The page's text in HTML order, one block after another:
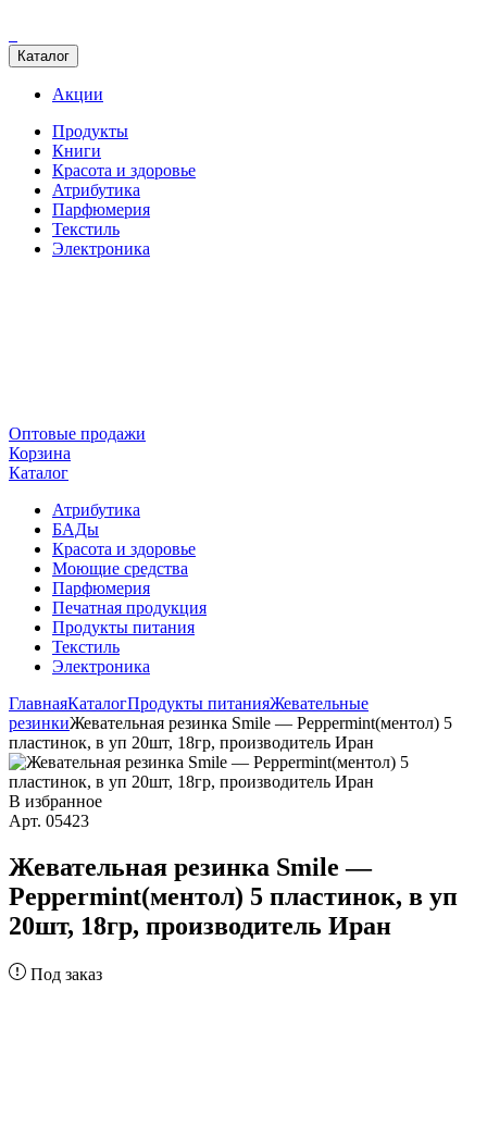
Каталог
Акции
Продукты
Книги
Красота и здоровье
Атрибутика
Парфюмерия
Текстиль
Электроника
Оптовые продажи
Корзина
Каталог
Атрибутика
БАДы
Красота и здоровье
Моющие средства
Парфюмерия
Печатная продукция
Продукты питания
Текстиль
Электроника
ГлавнаяКаталогПродукты питанияЖевательные
резинкиЖевательная резинка Smile — Peppermint(ментол) 5
пластинок, в уп 20шт, 18гр, производитель Иран
В избранное
Арт. 05423
Жевательная резинка Smile —
Peppermint(ментол) 5 пластинок, в уп
20шт, 18гр, производитель Иран
Под заказ